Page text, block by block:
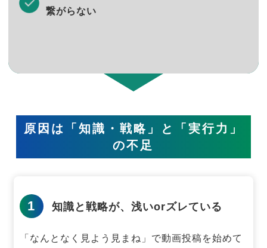
繋がらない
原因は「知識・戦略」と「実行力」
の不足
1 知識と戦略が、浅いorズレている
「なんとなく見よう見まね」で動画投稿を始めて